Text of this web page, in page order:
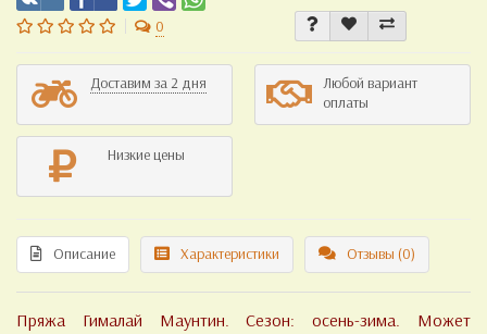
0
Доставим за 2 дня
Любой вариант
оплаты
Низкие цены
Описание Характеристики Отзывы (0)
Пряжа Гималай Маунтин. Сезон: осень-зима. Может